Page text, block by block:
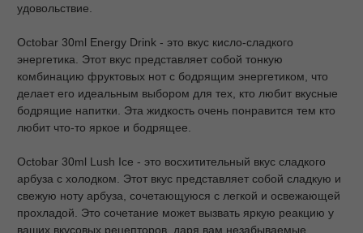
удовольствие.
Octobar 30ml Energy Drink - это вкус кисло-сладкого
энергетика. Этот вкус представляет собой тонкую
комбинацию фруктовых нот с бодрящим энергетиком, что
делает его идеальным выбором для тех, кто любит вкусные
бодрящие напитки. Эта жидкость очень понравится тем кто
любит что-то яркое и бодрящее.
Octobar 30ml Lush Ice - это восхитительный вкус сладкого
арбуза с холодком. Этот вкус представляет собой сладкую и
свежую ноту арбуза, сочетающуюся с легкой и освежающей
прохладой. Это сочетание может вызвать яркую реакцию у
ваших вкусовых рецепторов, даря вам незабываемые